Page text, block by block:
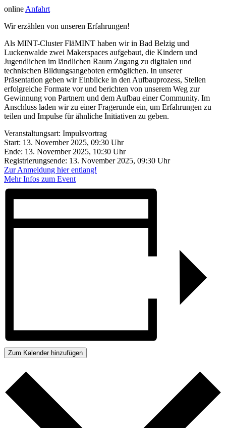
onlineAnfahrt
Wir erzählen von unseren Erfahrungen!
Als MINT-Cluster FläMINT haben wir in Bad Belzig und
Luckenwalde zwei Makerspaces aufgebaut, die Kindern und
Jugendlichen im ländlichen Raum Zugang zu digitalen und
technischen Bildungsangeboten ermöglichen. In unserer
Präsentation geben wir Einblicke in den Aufbauprozess, Stellen
erfolgreiche Formate vor und berichten von unserem Weg zur
Gewinnung von Partnern und dem Aufbau einer Community. Im
Anschluss laden wir zu einer Fragerunde ein, um Erfahrungen zu
teilen und Impulse für ähnliche Initiativen zu geben.
Veranstaltungsart: Impulsvortrag
Start: 13. November 2025, 09:30 Uhr
Ende: 13. November 2025, 10:30 Uhr
Registrierungsende: 13. November 2025, 09:30 Uhr
Zur Anmeldung hier entlang!
Mehr Infos zum Event
Zum Kalender hinzufügen